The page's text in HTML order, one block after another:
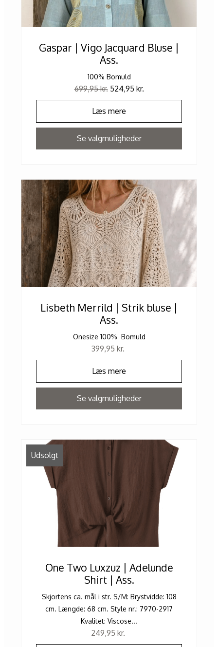
Gaspar | Vigo Jacquard Bluse |
Ass.
100% Bomuld
699,95kr. 524,95 kr.
Læs mere
Se valgmuligheder
Lisbeth Merrild | Strik bluse |
Ass.
Onesize 100% Bomuld
399,95 kr.
Læs mere
Se valgmuligheder
Udsolgt
One Two Luxzuz | Adelunde
Shirt | Ass.
Skjortens ca. mål i str. S/M: Brystvidde: 108
cm. Længde: 68 cm. Style nr.: 7970-2917
Kvalitet: Viscose...
249,95 kr.